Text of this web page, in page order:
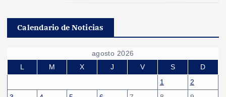
Calendario de Noticias
agosto 2026
L
M X J V S
D
1
2